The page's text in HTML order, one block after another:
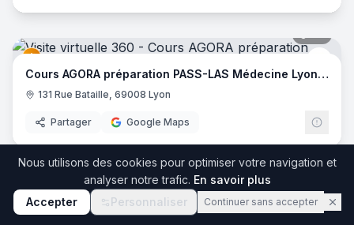
Cours AGORA préparation PASS-LAS Médecine Lyon EST
131 Rue Bataille, 69008 Lyon
Partager Google Maps
Agora - Paces
131 Rue Bataille, 69008 Lyon
Nous utilisons des cookies pour optimiser votre navigation et
analyser notre trafic. En savoir plus
Accepter
Personnaliser Continuer sans accepter